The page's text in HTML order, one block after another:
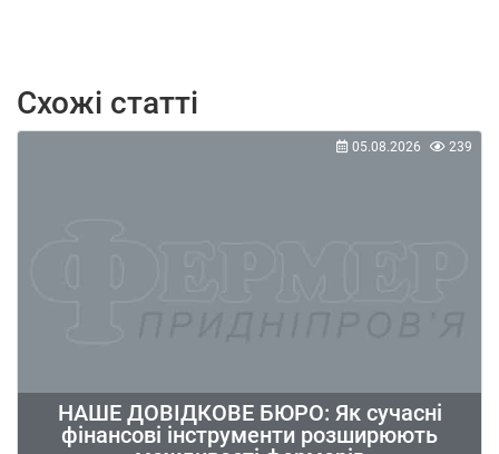
Схожі статті
НАШЕ ДОВІДКОВЕ БЮРО: Як сучасні
фінансові інструменти розширюють
05.08.2026 239